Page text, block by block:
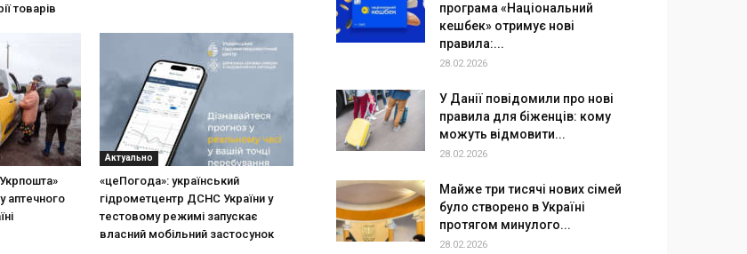
товарів
аптечного
Актуально
«цеПогода»: український
гідрометцентр ДСНС України у
тестовому режимі запускає
власний мобільний застосунок
програма «Національний
кешбек» отримує нові
правила:...
28.02.2026
У Данії повідомили про нові
правила для біженців: кому
можуть відмовити...
28.02.2026
Майже три тисячі нових сімей
було створено в Україні
протягом минулого...
28.02.2026